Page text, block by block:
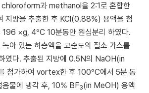
chloroform과 methanol을 2:1로 혼합한
지방을 추출한 후 KCl(0.88%) 용액을 첨
196 ×g, 4°C 10분동안 원심분리 하였다.
아 있는 하층액을 고순도의 질소 가스를
였다. 추출된 지방에 0.5N의 NaOH(in
첨가하여 vortex한 후 100°C에서 5분 동
음물에 냉각 후, 10% BF3(in MeOH) 용액